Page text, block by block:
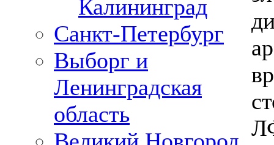
Калининград
Санкт-Петербург
Выборг и
Ленинградская
область